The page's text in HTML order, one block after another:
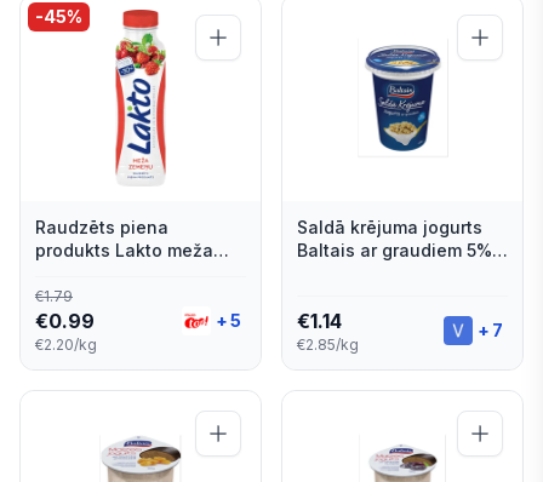
-45%
Raudzēts piena
produkts Lakto meža
€1.79
€0.99
€2.20/kg
+5
Saldā krējuma jogurts
Baltais ar graudiem 5%
€1.14
€2.85/kg
+ 7